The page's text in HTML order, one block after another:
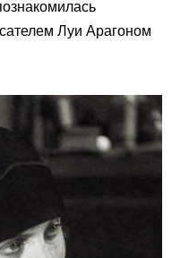
Луи Арагоном